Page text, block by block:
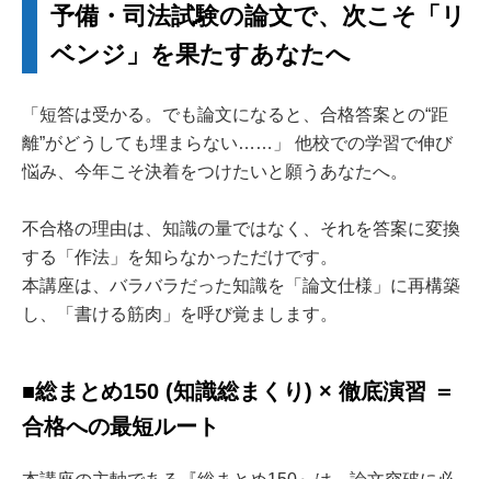
予備・司法試験の論文で、次こそ「リ
ベンジ」を果たすあなたへ
「短答は受かる。でも論文になると、合格答案との“距
離”がどうしても埋まらない……」 他校での学習で伸び
悩み、今年こそ決着をつけたいと願うあなたへ。
不合格の理由は、知識の量ではなく、それを答案に変換
する「作法」を知らなかっただけです。
本講座は、バラバラだった知識を「論文仕様」に再構築
し、「書ける筋肉」を呼び覚まします。
■総まとめ150 (知識総まくり) × 徹底演習 ＝
合格への最短ルート